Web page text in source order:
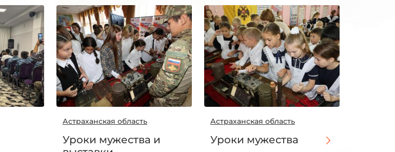
Астраханская область
Уроки мужества и
Астраханская область
Уроки мужества